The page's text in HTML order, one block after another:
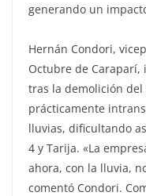
generando un
Hernán Condori,
Octubre de
tras la demolición
prácticamente
lluvias, dificultando
4 y Tarija. «La
ahora, con la lluvia,
comentó Condori.